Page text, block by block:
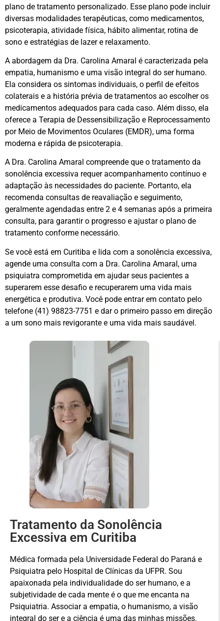
plano de tratamento personalizado. Esse plano pode incluir
diversas modalidades terapêuticas, como medicamentos,
psicoterapia, atividade física, hábito alimentar, rotina de
sono e estratégias de lazer e relaxamento.
A abordagem da Dra. Carolina Amaral é caracterizada pela
empatia, humanismo e uma visão integral do ser humano.
Ela considera os sintomas individuais, o perfil de efeitos
colaterais e a história prévia de tratamentos ao escolher os
medicamentos adequados para cada caso. Além disso, ela
oferece a Terapia de Dessensibilização e Reprocessamento
por Meio de Movimentos Oculares (EMDR), uma forma
moderna e rápida de psicoterapia.
A Dra. Carolina Amaral compreende que o tratamento da
sonolência excessiva requer acompanhamento contínuo e
adaptação às necessidades do paciente. Portanto, ela
recomenda consultas de reavaliação e seguimento,
geralmente agendadas entre 2 e 4 semanas após a primeira
consulta, para garantir o progresso e ajustar o plano de
tratamento conforme necessário.
Se você está em Curitiba e lida com a sonolência excessiva,
agende uma consulta com a Dra. Carolina Amaral, uma
psiquiatra comprometida em ajudar seus pacientes a
superarem esse desafio e recuperarem uma vida mais
energética e produtiva. Você pode entrar em contato pelo
telefone (41) 98823-7751 e dar o primeiro passo em direção
a um sono mais revigorante e uma vida mais saudável.
Tratamento da Sonolência
Excessiva em Curitiba
Médica formada pela Universidade Federal do Paraná e
Psiquiatra pelo Hospital de Clínicas da UFPR. Sou
apaixonada pela individualidade do ser humano, e a
subjetividade de cada mente é o que me encanta na
Psiquiatria. Associar a empatia, o humanismo, a visão
integral do ser e a ciência é uma das minhas missões.